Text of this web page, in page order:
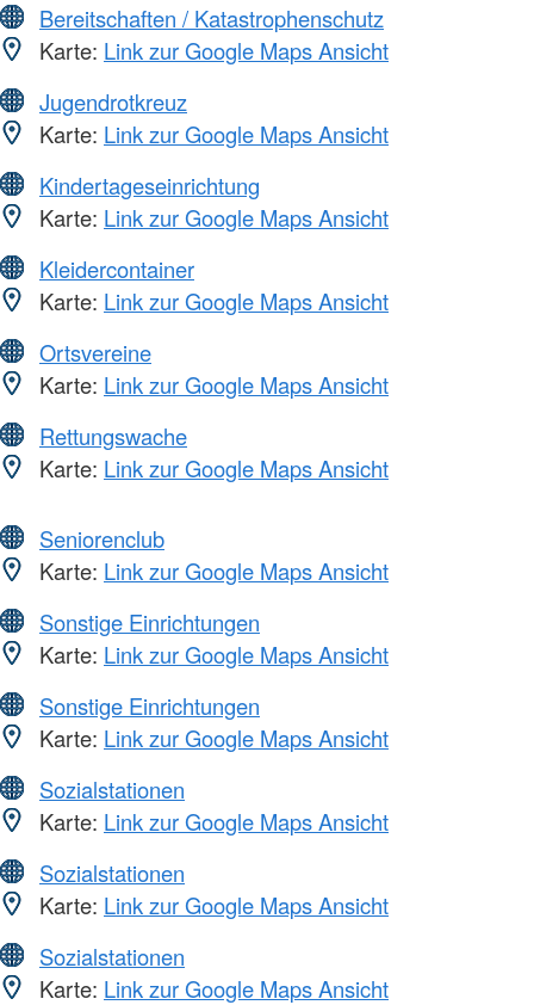
Bereitschaften / Katastrophenschutz
Karte: Link zur Google Maps Ansicht
Jugendrotkreuz
Karte: Link zur Google Maps Ansicht
Kindertageseinrichtung
Karte: Link zur Google Maps Ansicht
Kleidercontainer
Karte: Link zur Google Maps Ansicht
Ortsvereine
Karte: Link zur Google Maps Ansicht
Rettungswache
Karte: Link zur Google Maps Ansicht
Seniorenclub
Karte: Link zur Google Maps Ansicht
Sonstige Einrichtungen
Karte: Link zur Google Maps Ansicht
Sonstige Einrichtungen
Karte: Link zur Google Maps Ansicht
Sozialstationen
Karte: Link zur Google Maps Ansicht
Sozialstationen
Karte: Link zur Google Maps Ansicht
Sozialstationen
Karte: Link zur Google Maps Ansicht